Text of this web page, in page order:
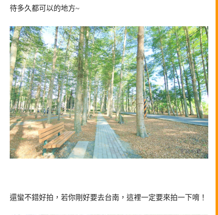
待多久都可以的地方~
還蠻不錯好拍，若你剛好要去台南，這裡一定要來拍一下唷！